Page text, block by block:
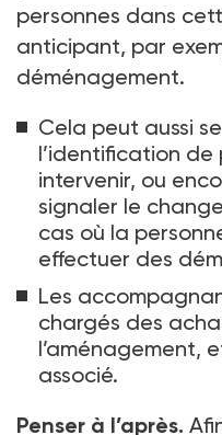
personnes dans
anticipant, par
déménagement.
Cela peut aussi
l’identification
intervenir, ou
signaler le
cas où la
effectuer des
Les
chargés des
l’aménagement,
associé.
Penser à l’après.